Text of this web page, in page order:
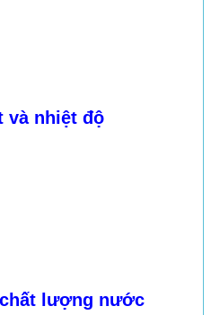
và nhiệt độ
lượng nước